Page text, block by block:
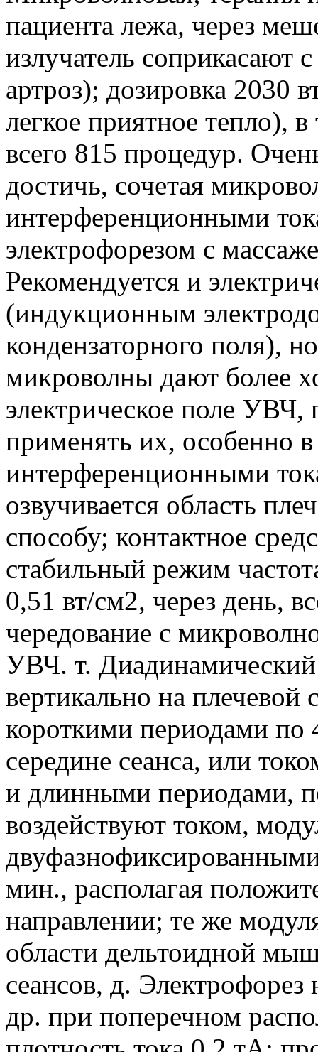
пациента лежа, через
излучатель
артроз); дозировка 2030
легкое приятное тепло),
всего 815 процедур.
достичь, сочетая
интерференционными
электрофорезом с
Рекомендуется и
(индукционным
кондензаторного поля),
микроволны дают более
электрическое поле
применять их, особенно в
интерференционными
озвучивается область
способу; контактное
стабильный режим
0,51 вт/см2, через день,
чередование с
УВЧ. т. Диадинамический
вертикально на
короткими периодами
середине сеанса, или
и длинными периодами,
воздействуют током,
мин., располагая
направлении; те же
области дельтоидной
сеансов, д. Электрофорез
др. при поперечном